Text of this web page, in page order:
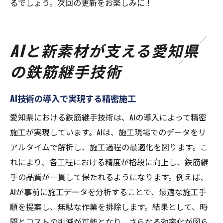
るでしょう。次回の更新をお楽しみに！
AIと新素材が支える愛知県
の鉄筋継手技術
AI技術の導入で実現する精密施工
愛知県における鉄筋継手技術は、AIの導入によって精密
施工が実現しています。AIは、施工現場でのデータをリ
アルタイムで解析し、施工過程の最適化を図ります。こ
れにより、各工程における精度が格段に向上し、鉄筋継
手の品質が一貫して保たれるようになります。例えば、
AIが事前に施工データを分析することで、最適な施工手
順を提案し、無駄な作業を排除します。結果として、時